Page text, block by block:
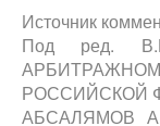
Источник
Под ред.
РОССИЙСКОЙ
АБСАЛЯМОВ